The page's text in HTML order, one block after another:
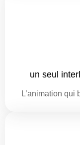
un seul
L’animation qui